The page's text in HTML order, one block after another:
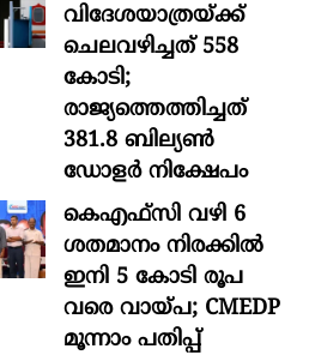
വിദേശയാത്രയ്ക്ക്
ചെലവഴിച്ചത് 558
കോടി;
രാജ്യത്തെത്തിച്ചത്
381.8 ബില്യൺ
ഡോളർ നിക്ഷേപം
കെഎഫ്സി വഴി 6
ശതമാനം നിരക്കിൽ
ഇനി 5 കോടി രൂപ
വരെ വായ്പ; CMEDP
മൂന്നാം പതിപ്പ്